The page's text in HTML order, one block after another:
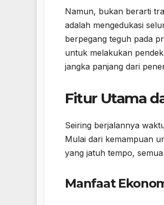
Namun, bukan berarti
adalah mengedukasi
berpegang teguh pada
untuk melakukan
jangka panjang dari
Fitur Utama
Seiring berjalannya
Mulai dari kemampuan
yang jatuh tempo,
Manfaat